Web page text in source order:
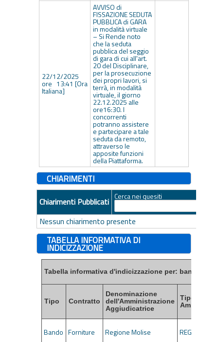
22/12/2025
ore 13:41 [Ora
Italiana]
AVVISO di
FISSAZIONE SEDUTA
PUBBLICA di GARA
in modalità virtuale
– Si Rende noto
che la seduta
pubblica del seggio
di gara di cui all'art.
20 del Disciplinare,
per la prosecuzione
dei propri lavori, si
terrà, in modalità
virtuale, il giorno
22.12.2025 alle
ore16:30. I
concorrenti
potranno assistere
e partecipare a tale
seduta da remoto,
attraverso le
apposite funzioni
della Piattaforma.
CHIARIMENTI
Chiarimenti Pubblicati Cerca nei quesiti
Nessun chiarimento presente
TABELLA INFORMATIVA DI
INDICIZZAZIONE
Tabella informativa d'indicizzazione per: bandi,
Tipo Contratto
Denominazione
dell'Amministrazione
Aggiudicatrice
Tipo di
Bando Forniture Regione Molise REGIONI